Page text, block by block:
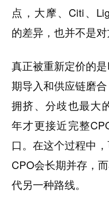
点，大摩、Citi、
的差异，也并不是对
真正被重新定价的
期导入和供应链磨
拥挤、分歧也最大
年才更接近完整
口。在这个过程中
CPO会长期并存，
代另一种路线。